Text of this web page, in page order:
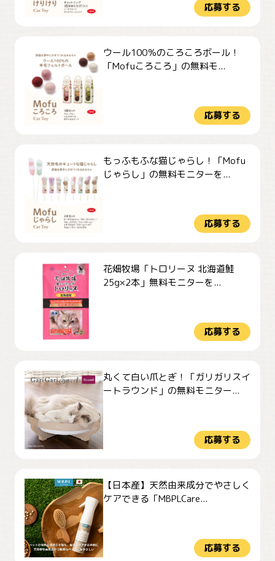
応募する
ウール100％のころころボール！
「Mofuころころ」の無料モ...
応募する
もっふもふな猫じゃらし！「Mofu
じゃらし」の無料モニターを...
応募する
花畑牧場「トロリーヌ 北海道鮭
25g×2本」無料モニターを...
応募する
丸くて白い爪とぎ！「ガリガリスイ
ートラウンド」の無料モニター...
応募する
【日本産】天然由来成分でやさしく
ケアできる「MBPLCare...
応募する